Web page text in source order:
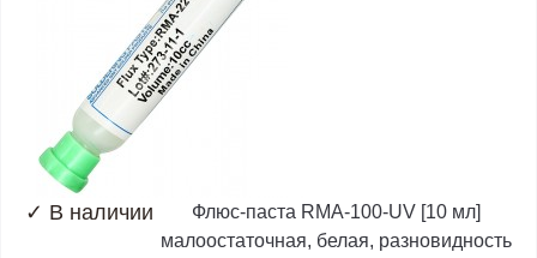
✓ В наличии
Флюс-паста RMA-100-UV [10 мл]
малоостаточная, белая, разновидность